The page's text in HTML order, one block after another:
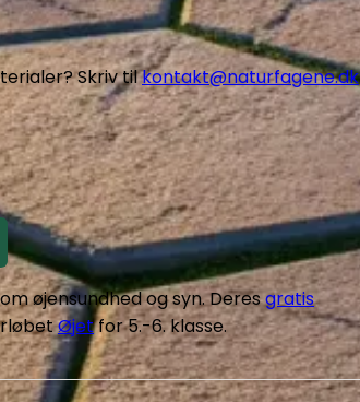
Skriv tilkontakt@naturfagene.dk
øjensundhed og syn. Deresgratis
Øjetfor 5.-6. klasse.